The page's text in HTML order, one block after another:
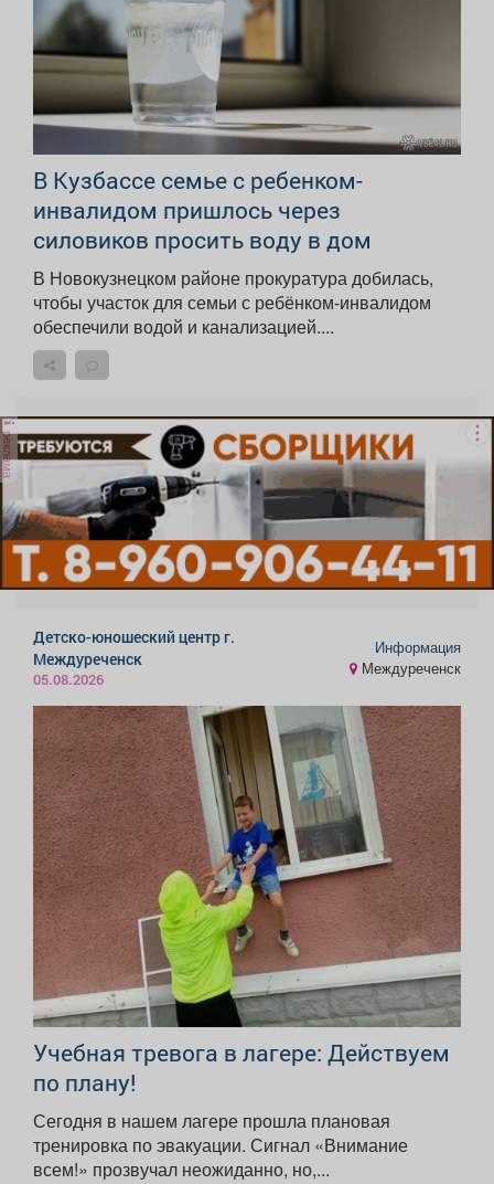
В Кузбассе семье с ребенком-
инвалидом пришлось через
силовиков просить воду в дом
В Новокузнецком районе прокуратура добилась,
чтобы участок для семьи с ребёнком-инвалидом
обеспечили водой и канализацией....
реклама
Детско-юношеский центр г.
Междуреченск
05.08.2026
Информация
Междуреченск
Учебная тревога в лагере: Действуем
по плану!
Сегодня в нашем лагере прошла плановая
тренировка по эвакуации. Сигнал «Внимание
всем!» прозвучал неожиданно, но,...